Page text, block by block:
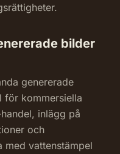
bilder
genererade
för kommersiella
inlägg på
och
med vattenstämpel